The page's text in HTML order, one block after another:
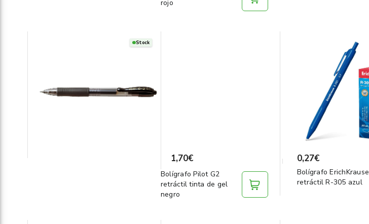
rojo
Stock
1,70€
Bolígrafo Pilot G2
retráctil tinta de gel
negro
0,27€
Bolígrafo ErichKrause
retráctil R-305 azul